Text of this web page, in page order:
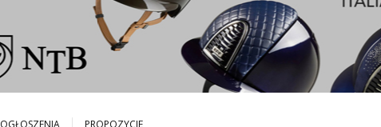
OGŁOSZENIA PROPOZYCJE